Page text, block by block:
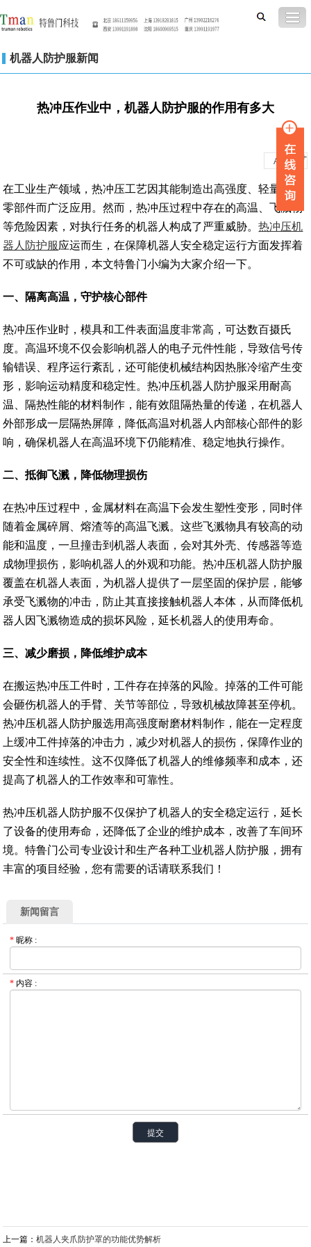
机器人防护服新闻
热冲压作业中，机器人防护服的作用有多大
A A +
在工业生产领域，热冲压工艺因其能制造出高强度、轻量化的
零部件而广泛应用。然而，热冲压过程中存在的高温、飞溅物
等危险因素，对执行任务的机器人构成了严重威胁。热冲压机
器人防护服应运而生，在保障机器人安全稳定运行方面发挥着
不可或缺的作用，本文特鲁门小编为大家介绍一下。
一、 隔离高温，守护核心部件
热冲压作业时，模具和工件表面温度非常高，可达数百摄氏
度。高温环境不仅会影响机器人的电子元件性能，导致信号传
输错误、程序运行紊乱，还可能使机械结构因热胀冷缩产生变
形，影响运动精度和稳定性。热冲压机器人防护服采用耐高
温、隔热性能的材料制作，能有效阻隔热量的传递，在机器人
外部形成一层隔热屏障，降低高温对机器人内部核心部件的影
响，确保机器人在高温环境下仍能精准、稳定地执行操作。
二、抵御飞溅，降低物理损伤
在热冲压过程中，金属材料在高温下会发生塑性变形，同时伴
随着金属碎屑、熔渣等的高温飞溅。这些飞溅物具有较高的动
能和温度，一旦撞击到机器人表面，会对其外壳、传感器等造
成物理损伤，影响机器人的外观和功能。热冲压机器人防护服
覆盖在机器人表面，为机器人提供了一层坚固的保护层，能够
承受飞溅物的冲击，防止其直接接触机器人本体，从而降低机
器人因飞溅物造成的损坏风险，延长机器人的使用寿命。
三、减少磨损，降低维护成本
在搬运热冲压工件时，工件存在掉落的风险。掉落的工件可能
会砸伤机器人的手臂、关节等部位，导致机械故障甚至停机。
热冲压机器人防护服选用高强度耐磨材料制作，能在一定程度
上缓冲工件掉落的冲击力，减少对机器人的损伤，保障作业的
安全性和连续性。这不仅降低了机器人的维修频率和成本，还
提高了机器人的工作效率和可靠性。
热冲压机器人防护服不仅保护了机器人的安全稳定运行，延长
了设备的使用寿命，还降低了企业的维护成本，改善了车间环
境。特鲁门公司专业设计和生产各种工业机器人防护服，拥有
丰富的项目经验，您有需要的话请联系我们！
新闻留言
* 昵称 :
* 内容 :
上一篇：机器人夹爪防护罩的功能优势解析